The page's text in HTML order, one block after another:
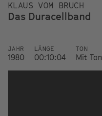
KLAUS VOM BRUCH
Das Duracellband
JAHR
1980
LÄNGE
00:10:04
TON
Mit Ton